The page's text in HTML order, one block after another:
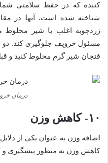
کننده که در حفظ سلامتی
شناخته شده است. آنها در
زردچوبه اغلب با شیر
مسئول خروپف جلوگیری کند.
فنجان شیر گرم مخلوط کنید و
درمان
۱۰- کاهش وزن
اضافه وزن به عنوان یکی از
کاهش وزن به منظور پیشگیری